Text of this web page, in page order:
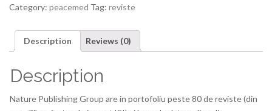
Category: peacemed Tag: reviste
Description Reviews (0)
Description
Nature Publishing Group are in portofoliu peste 80 de reviste (din